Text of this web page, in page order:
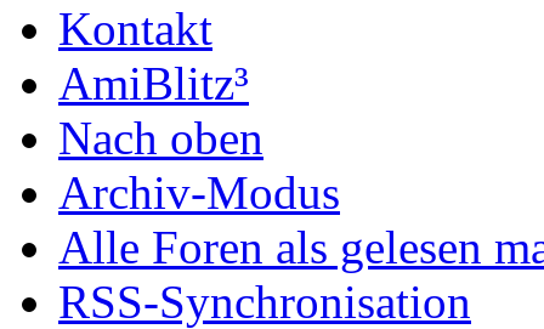
Kontakt
AmiBlitz³
Nach oben
Archiv-Modus
Alle Foren als gelesen
RSS-Synchronisation